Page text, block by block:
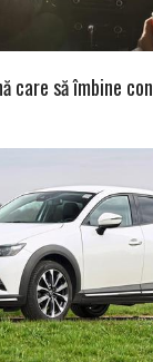
care să îmbine